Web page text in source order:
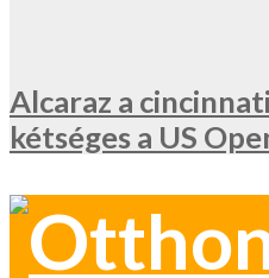
Alcaraz a
kétséges a US